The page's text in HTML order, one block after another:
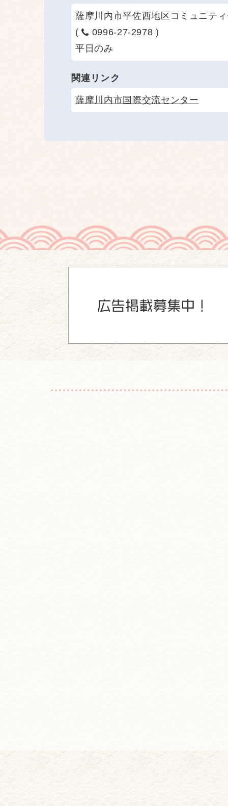
薩摩川内市平佐西地区コミュニテ
(
0996-27-2978 )
平日のみ
関連リンク
薩摩川内市国際交流センター